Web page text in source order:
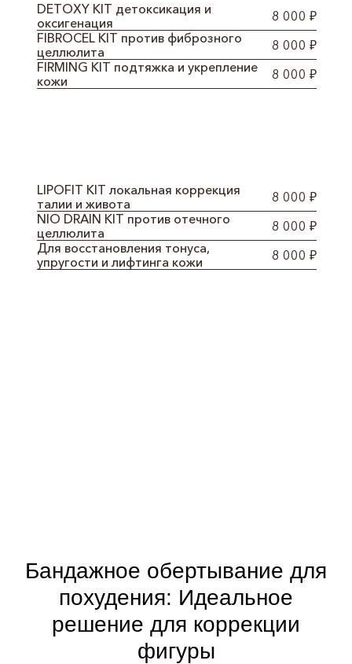
LIPOFIT KIT локальная коррекция
талии и живота
8 000 ₽
NIO DRAIN KIT против отечного
целлюлита
8 000 ₽
Для восстановления тонуса,
упругости и лифтинга кожи
8 000 ₽
DETOXY KIT детоксикация и
оксигенация
8 000 ₽
FIBROCEL KIT против фиброзного
целлюлита
8 000 ₽
FIRMING KIT подтяжка и укрепление
кожи
8 000 ₽
Бандажное обертывание для
похудения: Идеальное
решение для коррекции
фигуры